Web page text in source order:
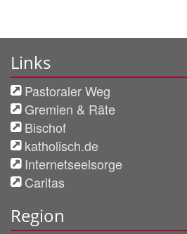
Links
Pastoraler Weg
Gremien & Räte
Bischof
katholisch.de
Internetseelsorge
Caritas
Region